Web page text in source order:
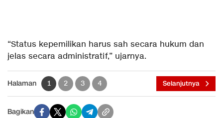
“Status kepemilikan harus sah secara hukum dan
jelas secara administratif,” ujarnya.
Halaman 1 2 3 4 Selanjutnya
Bagikan